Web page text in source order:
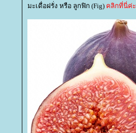
มะเดื่อฝรั่ง หรือ ลูกฟิก (Fig) คลิกที่นี่ค่ะ